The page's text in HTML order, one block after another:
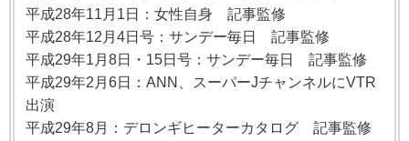
平成28年11月1日：女性自身 記事監修
平成28年12月4日号：サンデー毎日 記事監修
平成29年1月8日・15日号：サンデー毎日 記事監修
平成29年2月6日：ANN、スーパーJチャンネルにVTR
出演
平成29年8月：デロンギヒーターカタログ 記事監修